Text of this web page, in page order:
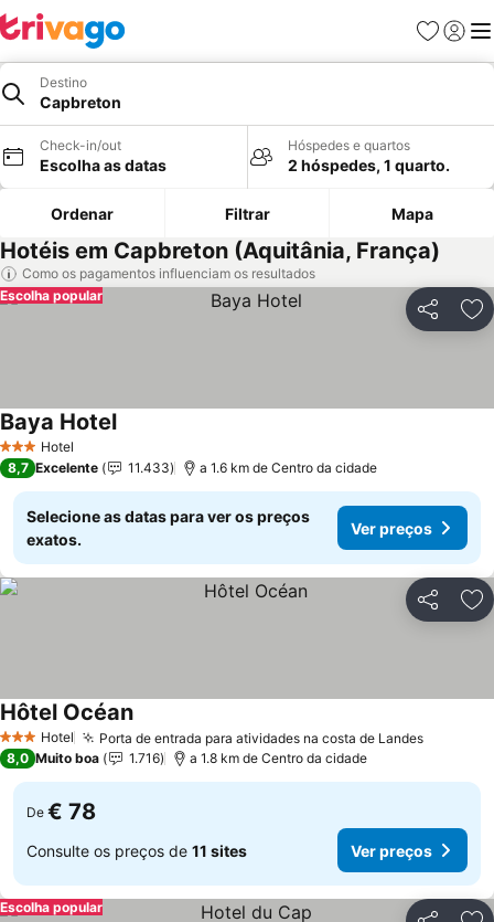
Favoritos
Iniciar
Destino
Capbreton
Check-in/out
Escolha as datas
Hóspedes e quartos
2 hóspedes, 1 quarto.
Ordenar Filtrar Mapa
Hotéis em Capbreton (Aquitânia, França)
Como os pagamentos influenciam os resultados
Partilhar
Escolha popular
3 EstrelasHotel
Baya HotelVer preços
8,7 Excelente 11.433 a 1.6 km de Centro da cidade
Selecione as datas para ver os preços
exatos.
Ver preços
Partilhar
3 EstrelasHotel Porta de entrada para atividades na costa de LandesVer
Hôtel OcéanVer preços
8,0 Muito boa 1.716 a 1.8 km de Centro da cidade
De € 78
Consulte os preços de 11 sites Ver preços
Escolha popular